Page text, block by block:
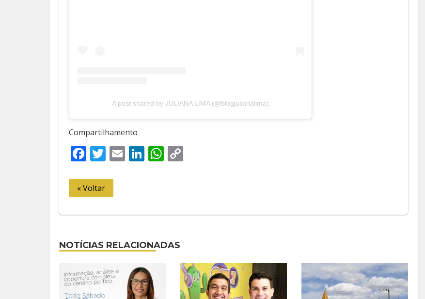
A post shared by JULIANA LIMA (@blogjulianalima)
Compartilhamento
Facebook
Twitter
EmailLinkedIn
WhatsApp
« Voltar
NOTÍCIAS RELACIONADAS